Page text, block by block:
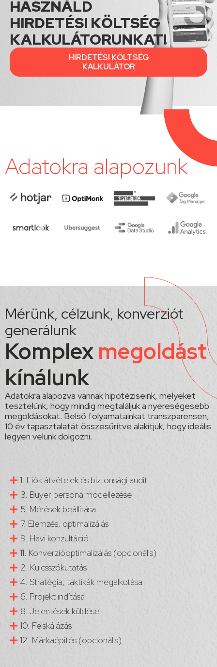
HASZNÁLD
HIRDETÉSI KÖLTSÉG
KALKULÁTORUNKAT!
HIRDETÉSI KÖLTSÉG
KALKULÁTOR
Adatokra alapozunk
Mérünk, célzunk, konverziót
generálunk
Komplex megoldást
kínálunk
Adatokra alapozva vannak hipotéziseink, melyeket
tesztelünk, hogy mindig megtaláljuk a nyereségesebb
megoldásokat. Belső folyamatainkat transzparensen,
10 év tapasztalatát összesűrítve alakítjuk, hogy ideális
legyen velünk dolgozni.
1. Fiók átvételek és biztonsági audit
3. Buyer persona modellezése
5. Mérések beállítása
7. Elemzés, optimalizálás
9. Havi konzultáció
11. Konverzióoptimalizálás (opcionális)
2. Kulcsszókutatás
4. Stratégia, taktikák megalkotása
6. Projekt indítása
8. Jelentések küldése
10. Felskálázás
12. Márkaépítés (opcionális)